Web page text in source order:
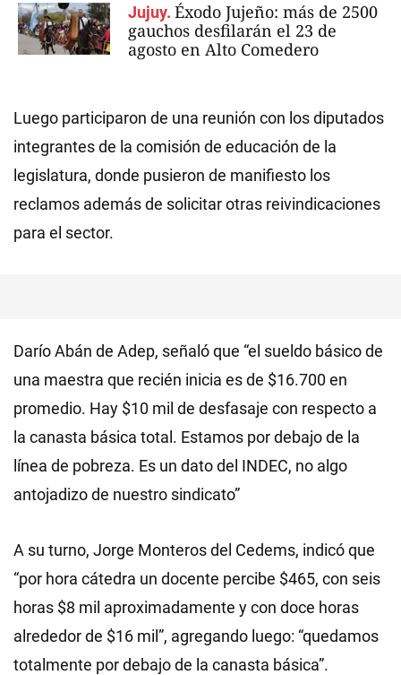
Jujuy. Éxodo Jujeño: más de 2500
gauchos desfilarán el 23 de
agosto en Alto Comedero
Luego participaron de una reunión con los diputados
integrantes de la comisión de educación de la
legislatura, donde pusieron de manifiesto los
reclamos además de solicitar otras reivindicaciones
para el sector.
Darío Abán de Adep, señaló que “el sueldo básico de
una maestra que recién inicia es de $16.700 en
promedio. Hay $10 mil de desfasaje con respecto a
la canasta básica total. Estamos por debajo de la
línea de pobreza. Es un dato del INDEC, no algo
antojadizo de nuestro sindicato”
A su turno, Jorge Monteros del Cedems, indicó que
“por hora cátedra un docente percibe $465, con seis
horas $8 mil aproximadamente y con doce horas
alrededor de $16 mil”, agregando luego: “quedamos
totalmente por debajo de la canasta básica”.